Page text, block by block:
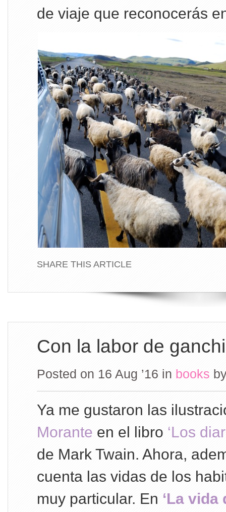
de viaje que reconocerás
SHARE THIS ARTICLE
Con la labor de
Posted on 16 Aug ’16 in books
Ya me gustaron las
Morante en el libro ‘Los
de Mark Twain. Ahora,
cuenta las vidas de los
muy particular. En ‘La vida